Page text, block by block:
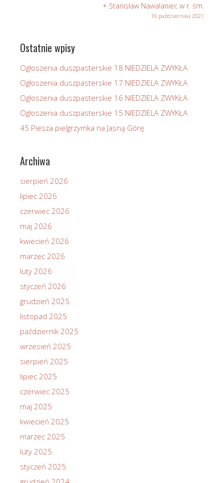
+ Stanisław Nawalaniec w r. śm.
16 października 2021
Ostatnie wpisy
Ogłoszenia duszpasterskie 18 NIEDZIELA ZWYKŁA
Ogłoszenia duszpasterskie 17 NIEDZIELA ZWYKŁA
Ogłoszenia duszpasterskie 16 NIEDZIELA ZWYKŁA
Ogłoszenia duszpasterskie 15 NIEDZIELA ZWYKŁA
45 Piesza pielgrzymka na Jasną Górę
Archiwa
sierpień 2026
lipiec 2026
czerwiec 2026
maj 2026
kwiecień 2026
marzec 2026
luty 2026
styczeń 2026
grudzień 2025
listopad 2025
październik 2025
wrzesień 2025
sierpień 2025
lipiec 2025
czerwiec 2025
maj 2025
kwiecień 2025
marzec 2025
luty 2025
styczeń 2025